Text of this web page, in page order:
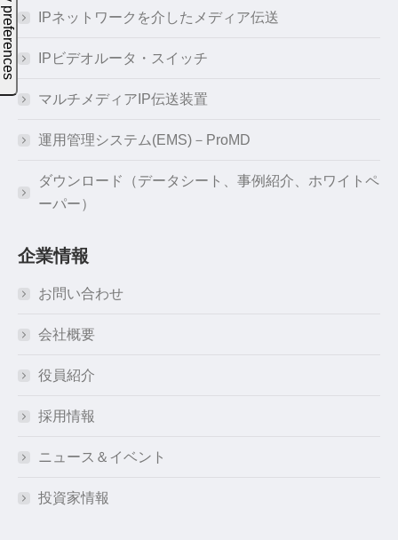
IPネットワークを介したメディア伝送
IPビデオルータ・スイッチ
マルチメディアIP伝送装置
運用管理システム(EMS)－ProMD
ダウンロード（データシート、事例紹介、ホワイトペ
ーパー）
企業情報
お問い合わせ
会社概要
役員紹介
採用情報
ニュース＆イベント
投資家情報